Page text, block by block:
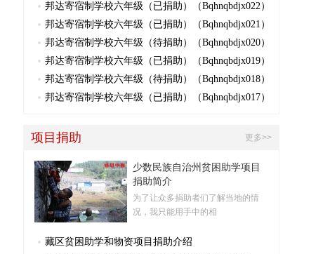
邦达寄宿制学校六年级（已捐助）（Bqhnqbdjx022）
邦达寄宿制学校六年级（已捐助）（Bqhnqbdjx021）
邦达寄宿制学校六年级（待捐助）（Bqhnqbdjx020）
邦达寄宿制学校六年级（已捐助）（Bqhnqbdjx019）
邦达寄宿制学校六年级（待捐助）（Bqhnqbdjx018）
邦达寄宿制学校六年级（已捐助）（Bqhnqbdjx017）
更多>>
项目捐助
少数民族自治州贫困助学项目
捐助简介
为了让众多捐助者们了解当地的情
况，我只能用手中的相
藏区贫困助学和物资项目捐助介绍